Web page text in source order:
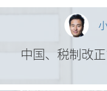
中国、税制改